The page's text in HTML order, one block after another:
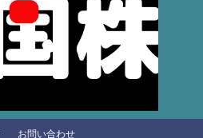
お問い合わせ